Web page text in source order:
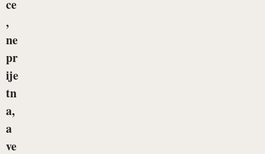
ce
,
ne
pr
ije
tn
a,
a
ve